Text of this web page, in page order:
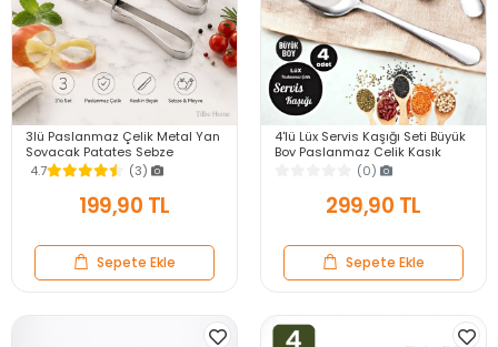
3lü Paslanmaz Çelik Metal Yan
Soyacak Patates Sebze
Salatalık Havuç Soyacağı
Mutfak Soyma Aparatı
4.7 (3)
199,90 TL
Sepete Ekle
4'lü Lüx Servis Kaşığı Seti Büyük
Boy Paslanmaz Çelik Kaşık
Salata Yemek Mutfak Kaşığı
(0)
299,90 TL
Sepete Ekle